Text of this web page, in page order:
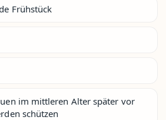
Frühstück
im mittleren Alter später vor
schützen